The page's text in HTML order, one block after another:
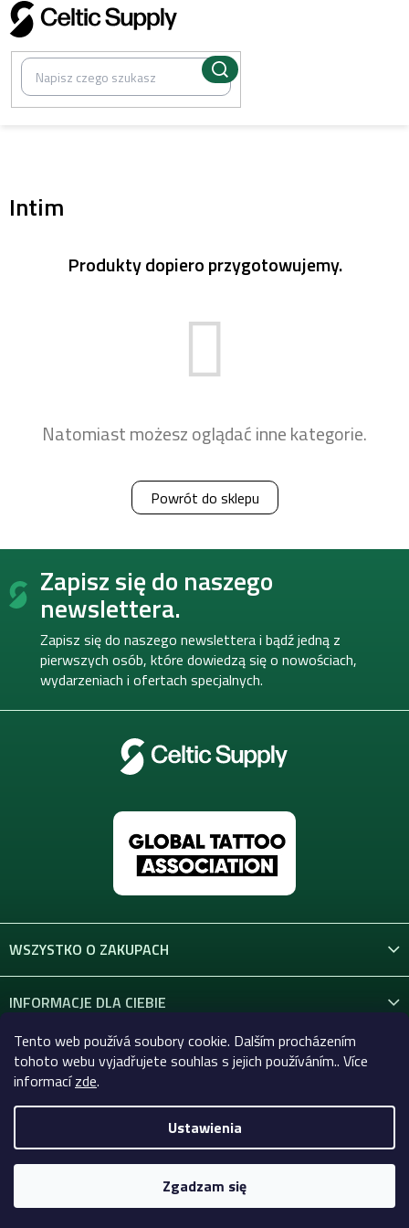
Tento web používá soubory cookie. Dalším procházením
tohoto webu vyjadřujete souhlas s jejich používáním.. Více
informacízde.
Ustawienia
Zgadzam się
Przejść
do
treści
Intim
Produkty dopiero przygotowujemy.
Natomiast możesz oglądać inne kategorie.
Powrót do sklepu
S
Zapisz się do naszego
newslettera.
Zapisz się do naszego newslettera i bądź jedną z
pierwszych osób, które dowiedzą się o nowościach,
wydarzeniach i ofertach specjalnych.
WSZYSTKO O ZAKUPACH
INFORMACJE DLA CIEBIE
KONTAKT
Copyright 2026Celtic-Supply.pl | Wszystko do tatuaży i
makijażu permanentnego. Wszystkie prawa zastrzeżone.